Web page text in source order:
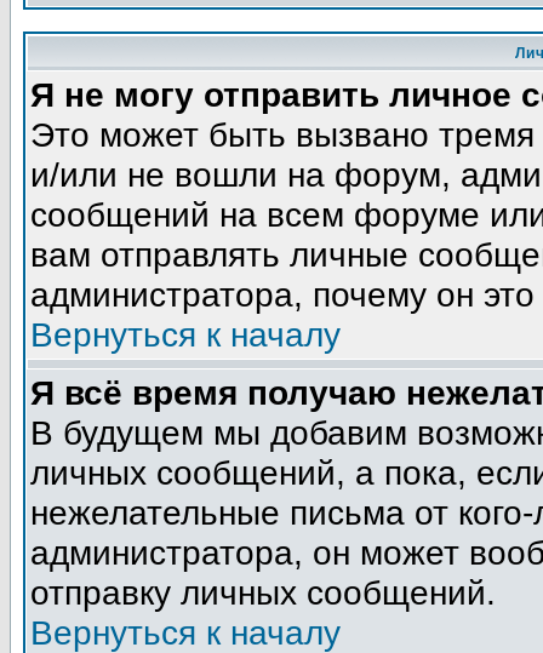
Я не могу отправить личное
Это может быть вызвано
и/или не вошли на форум,
сообщений на всем форуме
вам отправлять личные
администратора, почему он
Вернуться к началу
Я всё время получаю
В будущем мы добавим
личных сообщений, а пока,
нежелательные письма от
администратора, он может
отправку личных сообщений.
Вернуться к началу